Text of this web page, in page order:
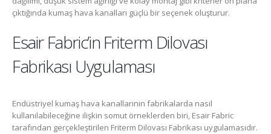
çıktığında kumaş hava kanalları güçlü bir seçenek oluşturur.
Esair Fabric’in Friterm Dilovası
Fabrikası Uygulaması
Endüstriyel kumaş hava kanallarının fabrikalarda nasıl
kullanılabileceğine ilişkin somut örneklerden biri, Esair Fabric
tarafından gerçekleştirilen Friterm Dilovası Fabrikası uygulamasıdır.